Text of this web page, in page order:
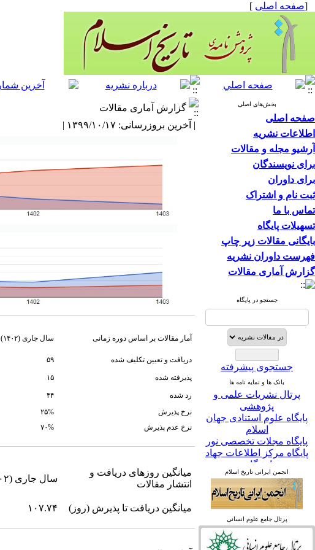
[صفحه اصلی ]
بخش‌های اصلی
صفحه اصلی
اطلاعات نشریه
آرشیو مجله و مقالات
برای نویسندگان
برای داوران
ثبت نام و اشتراک
تماس با ما
تسهیلات پایگاه
بایگانی مقالات زیر چاپ
فهرست داوران نشریه
گزارش آماری مقالات
جستجو در پایگاه
جستجوی پیشرفته
بانک ها و نمایه نامه ها
پرتال نشریات علمی و
پژوهشی
پایگاه علوم استنادی جهان
اسلام
پایگاه مجلات تخصصی نور
پایگاه مرکز اطلاعات جهاد
دانشگاهی
پرتال جامع علوم انسانی
بانک اطلاعات نشریات
کشور
google scholar
linked in
انجمن ایرانی تاریخ اسلام
گزارش آماری مقالات
| آخرین بروزرسانی: ۱۳۹۹/۱۰/۱۷ |
آمار مقالات بر اساس دوره زمانی سال جاری (۱۴۰۲)
دریافت و تعیین تکلیف شده
۵۹
پذیرفته شده ۱۵
رد شده ۴۴
نرخ پذیرش ۲۵%
نرخ عدم پذیرش
۷۰%
میانگین روزهای دریافت و
انتشار مقالات
سال جاری (۱۴۰۲)
میانگین دریافت تا پذیرش (روز)
۱۰۷.۷۴